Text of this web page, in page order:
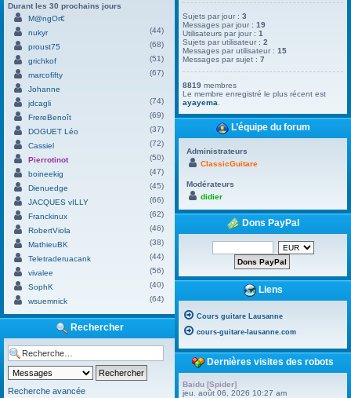
Durant les 30 prochains jours
M@ngOr€
nukyr
(44)
proust75
(68)
grichkof
(51)
marcofifty
(67)
Johanne
jdcagli
(74)
FrereBenoît
(69)
DOGUET Léo
(37)
Cassiel
(72)
Pierrotinot
(50)
boineekig
(47)
Dienuedge
(45)
JACQUES vILLY
(66)
Franckinux
(62)
RobertViola
(46)
MathieuBK
(38)
Teletraderuacank
(44)
vivalee
(56)
SophK
(40)
wsuemnick
(64)
Rechercher
Recherche avancée
Sujets par jour :3
Messages par jour :19
Utilisateurs par jour :1
Sujets par utilisateur :2
Messages par utilisateur :15
Messages par sujet :7
8819 membres
Le membre enregistré le plus récent est
ayayema
L’équipe du forum
Administrateurs
ClassicGuitare
Modérateurs
didier
Dons PayPal
Liens
Cours guitare Lausanne
cours-guitare-lausanne.com
Dernières visites des robots
Baidu [Spider]
jeu. août 06, 2026 10:27 am